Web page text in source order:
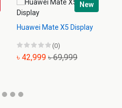
New
Huawei Mate X5 Display
(0)
৳ 42,999 ৳ 69,999